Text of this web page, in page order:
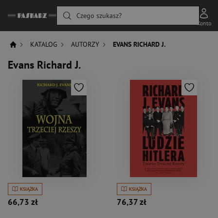
Czego szukasz?
Konto
KATALOG AUTORZY EVANS RICHARD J.
Evans Richard J.
KSIĄŻKA
66,73 zł
KSIĄŻKA
76,37 zł